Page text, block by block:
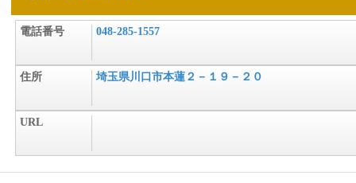
電話番号 048-285-1557
住所 埼玉県川口市本蓮２－１９－２０
URL